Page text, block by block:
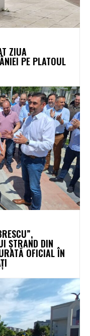
ZIUA
PE PLATOUL
ȘTRAND DIN
OFICIAL ÎN